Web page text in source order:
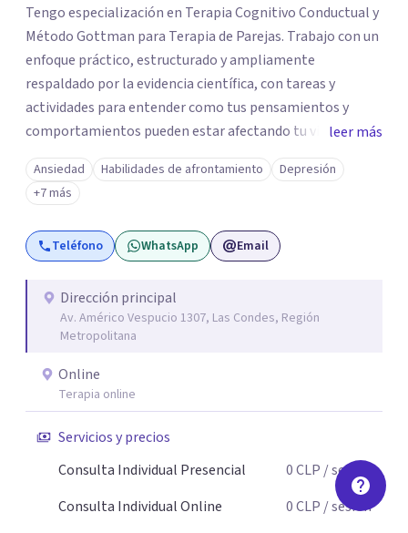
Tengo especialización en Terapia Cognitivo Conductual y
Método Gottman para Terapia de Parejas. Trabajo con un
enfoque práctico, estructurado y ampliamente
respaldado por la evidencia científica, con tareas y
actividades para entender como tus pensamientos y
comportamientos pueden estar afectando tu vida. Me
gusta crear un clima de confianza, libre de juicios, donde
puedas expresar con libertad las cosas que te
aprobleman. Si quieres que trabajemos juntos para
encontrar nuevas formas de enfrentar tus dificultades,
haciendo cambios positivos y duraderos para sentirte
leer más
Ansiedad Habilidades de afrontamiento
Depresión
+7 más
Teléfono WhatsApp Email
Dirección principal
Av. Américo Vespucio 1307, Las Condes, Región
Metropolitana
Online
Terapia online
Servicios y precios
Consulta Individual Presencial
0CLP / sesión
Consulta Individual Online
0CLP / sesión